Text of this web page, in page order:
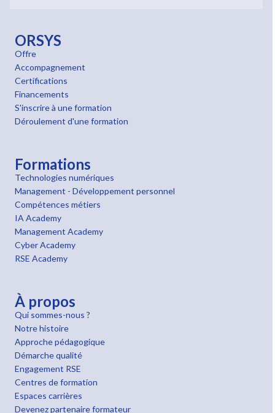
ORSYS
Offre
Accompagnement
Certifications
Financements
S'inscrire à une formation
Déroulement d'une formation
Formations
Technologies numériques
Management - Développement personnel
Compétences métiers
IA Academy
Management Academy
Cyber Academy
RSE Academy
À propos
Qui sommes-nous ?
Notre histoire
Approche pédagogique
Démarche qualité
Engagement RSE
Centres de formation
Espaces carrières
Devenez partenaire formateur